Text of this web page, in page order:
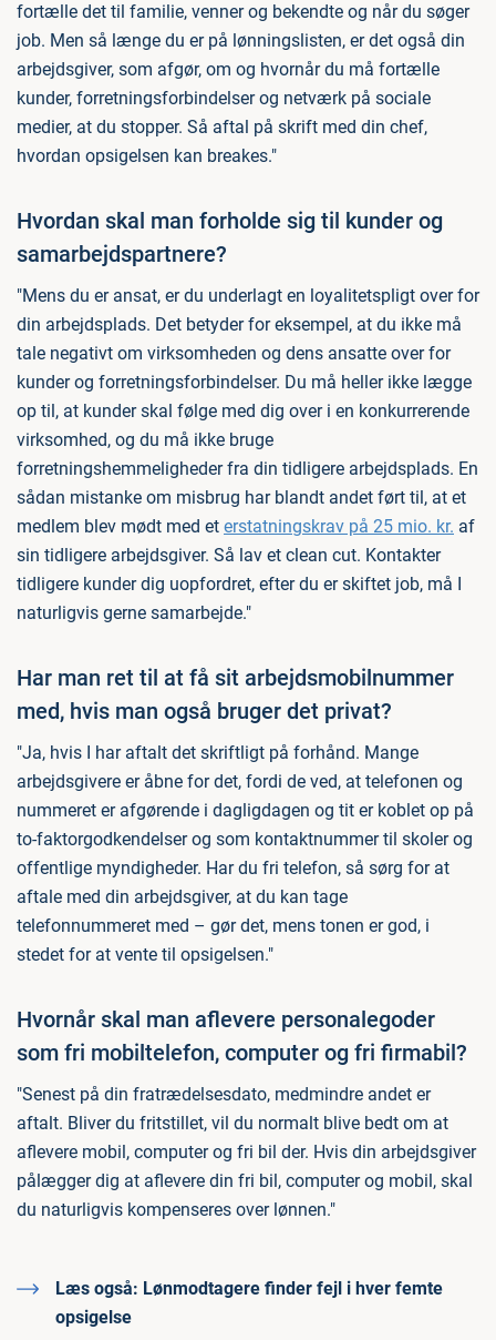
fortælle det til familie, venner og bekendte og når du søger
job. Men så længe du er på lønningslisten, er det også din
arbejdsgiver, som afgør, om og hvornår du må fortælle
kunder, forretningsforbindelser og netværk på sociale
medier, at du stopper. Så aftal på skrift med din chef,
hvordan opsigelsen kan breakes."
Hvordan skal man forholde sig til kunder og
samarbejdspartnere?
"Mens du er ansat, er du underlagt en loyalitetspligt over for
din arbejdsplads. Det betyder for eksempel, at du ikke må
tale negativt om virksomheden og dens ansatte over for
kunder og forretningsforbindelser. Du må heller ikke lægge
op til, at kunder skal følge med dig over i en konkurrerende
virksomhed, og du må ikke bruge
forretningshemmeligheder fra din tidligere arbejdsplads. En
sådan mistanke om misbrug har blandt andet ført til, at et
medlem blev mødt med et erstatningskrav på 25 mio. kr. af
sin tidligere arbejdsgiver. Så lav et clean cut. Kontakter
tidligere kunder dig uopfordret, efter du er skiftet job, må I
naturligvis gerne samarbejde."
Har man ret til at få sit arbejdsmobilnummer
med, hvis man også bruger det privat?
"Ja, hvis I har aftalt det skriftligt på forhånd. Mange
arbejdsgivere er åbne for det, fordi de ved, at telefonen og
nummeret er afgørende i dagligdagen og tit er koblet op på
to-faktorgodkendelser og som kontaktnummer til skoler og
offentlige myndigheder. Har du fri telefon, så sørg for at
aftale med din arbejdsgiver, at du kan tage
telefonnummeret med – gør det, mens tonen er god, i
stedet for at vente til opsigelsen."
Hvornår skal man aflevere personalegoder
som fri mobiltelefon, computer og fri firmabil?
"Senest på din fratrædelsesdato, medmindre andet er
aftalt. Bliver du fritstillet, vil du normalt blive bedt om at
aflevere mobil, computer og fri bil der. Hvis din arbejdsgiver
pålægger dig at aflevere din fri bil, computer og mobil, skal
du naturligvis kompenseres over lønnen."
Læs også: Lønmodtagere finder fejl i hver femte
opsigelse